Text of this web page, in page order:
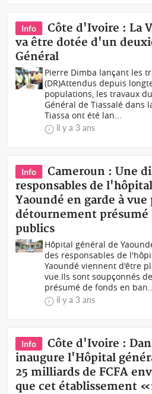
Info
Côte d'Ivoire : La
va être dotée d'un
Général
Pierre Dimba lançant les
(DR)Attendus depuis
populations, les travaux
Général de Tiassalé dans
Tiassa ont été lan...
il y a 3 ans
Info
Cameroun : Une
responsables de
Yaoundé en garde à vue
détournement présumé
publics
Hôpital général de
des responsables de
Yaoundé viennent d'être
vue.Ils sont soupçonnés
présumé de fonds en
il y a 3 ans
Info
Côte d'Ivoire :
inaugure l'Hôpital
25 milliards de FCFA
que cet établissement